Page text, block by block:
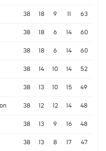
38 18 9 11 63
38 18 6 14 60
38 18 6 14 60
38 14 10 14 52
38 13 10 15 49
38 12 12 14 48
38 13 9 16 48
38 13 8 17 47